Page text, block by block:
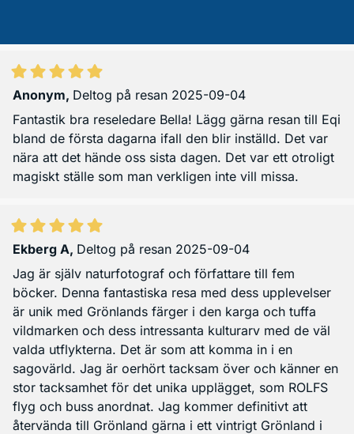
Anonym, Deltog på resan 2025-09-04
Fantastik bra reseledare Bella! Lägg gärna resan till Eqi
bland de första dagarna ifall den blir inställd. Det var
nära att det hände oss sista dagen. Det var ett otroligt
magiskt ställe som man verkligen inte vill missa.
Ekberg A, Deltog på resan 2025-09-04
Jag är själv naturfotograf och författare till fem
böcker. Denna fantastiska resa med dess upplevelser
är unik med Grönlands färger i den karga och tuffa
vildmarken och dess intressanta kulturarv med de väl
valda utflykterna. Det är som att komma in i en
sagovärld. Jag är oerhört tacksam över och känner en
stor tacksamhet för det unika upplägget, som ROLFS
flyg och buss anordnat. Jag kommer definitivt att
återvända till Grönland gärna i ett vintrigt Grönland i